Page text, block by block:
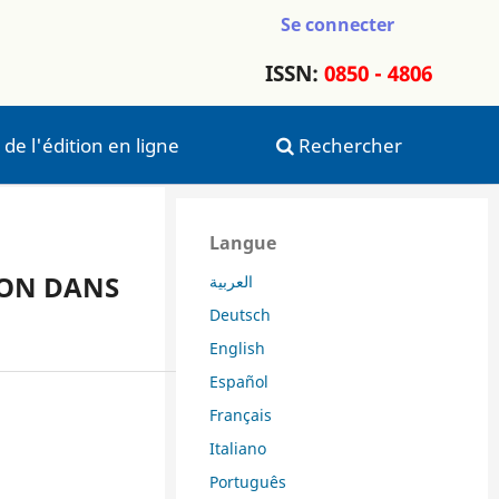
Se connecter
ISSN: 0850 - 4806
de l'édition en ligne Rechercher
DANS
Langue
العربية
Deutsch
English
Español
Français
Italiano
Português